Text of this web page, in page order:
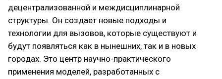
децентрализованной и междисциплинарной
структуры. Он создает новые подходы и
технологии для вызовов, которые существуют и
будут появляться как в нынешних, так и в новых
городах. Это центр научно-практического
применения моделей, разработанных с